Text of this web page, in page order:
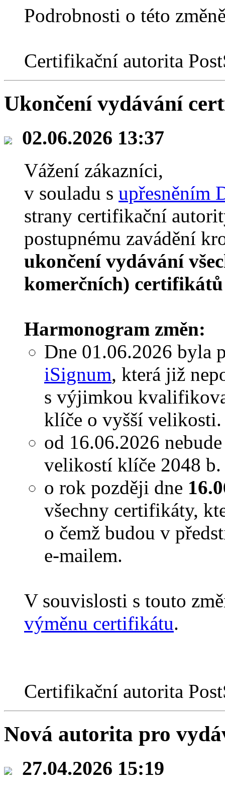
Podrobnosti o této
Certifikační autorita
Ukončení vydávání
02.06.2026 13:37
Vážení zákazníci,
v souladu s upřesněním
strany certifikační
postupnému zavádění
ukončení vydávání
komerčních)
Harmonogram změn:
Dne 01.06.2026 byla
iSignum, která již
s výjimkou
klíče o vyšší velikosti.
od 16.06.2026
velikostí klíče 2048
o rok později dne
všechny certifikáty,
o čemž budou v
e-mailem.
V souvislosti s touto
výměnu certifikátu.
Certifikační autorita
Nová autorita pro
27.04.2026 15:19